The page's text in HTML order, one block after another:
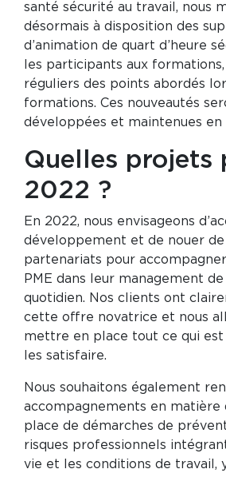
santé sécurité au travail, nous
désormais à disposition des
d’animation de quart d’heure
les participants aux
réguliers des points abordés
formations. Ces nouveautés
développées et maintenues en
Quelles projets
2022 ?
En 2022, nous envisageons
développement et de nouer de
partenariats pour
PME dans leur management
quotidien. Nos clients ont
cette offre novatrice et nous
mettre en place tout ce qui est
les satisfaire.
Nous souhaitons également
accompagnements en matière
place de démarches de
risques professionnels
vie et les conditions de travail,